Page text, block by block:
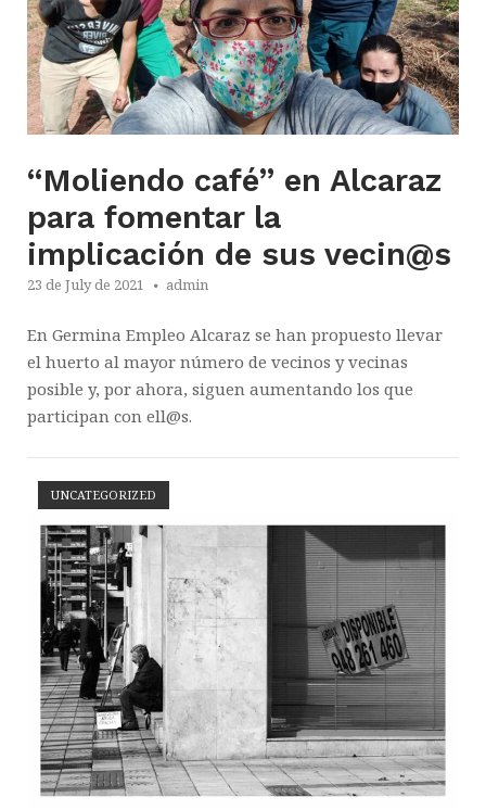
“Moliendo café” en Alcaraz
para fomentar la
implicación de sus vecin@s
23 de July de 2021 admin
En Germina Empleo Alcaraz se han propuesto llevar
el huerto al mayor número de vecinos y vecinas
posible y, por ahora, siguen aumentando los que
participan con ell@s.
UNCATEGORIZED
Open post